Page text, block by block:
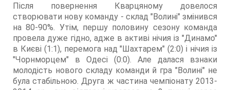
Після повернення Кварцяному довелося
створювати нову команду - склад "Волині" змінився
на 80-90%. Утім, першу половину сезону команда
провела дуже гідно, адже в активі нічия із "Динамо"
в Києві (1:1), перемога над "Шахтарем" (2:0) і нічия із
"Чорнморцем" в Одесі (0:0). Але далася взнаки
молодість нового складу команди й гра "Волині" не
була стабільною. Друга ж частина чемпіонату 2013-